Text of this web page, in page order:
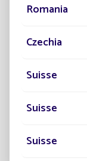
Le
Romania
Czechia
Suisse
Suisse
Suisse